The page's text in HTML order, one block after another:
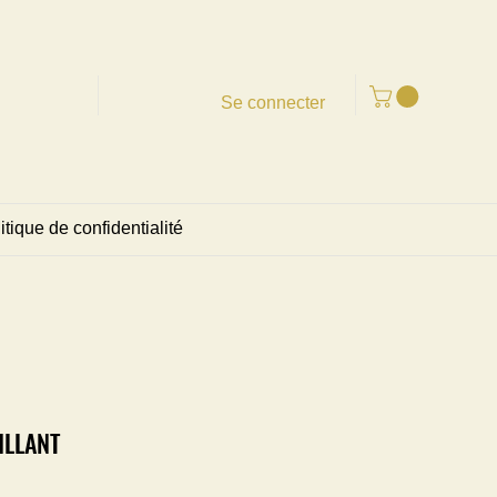
Se connecter
de confidentialité